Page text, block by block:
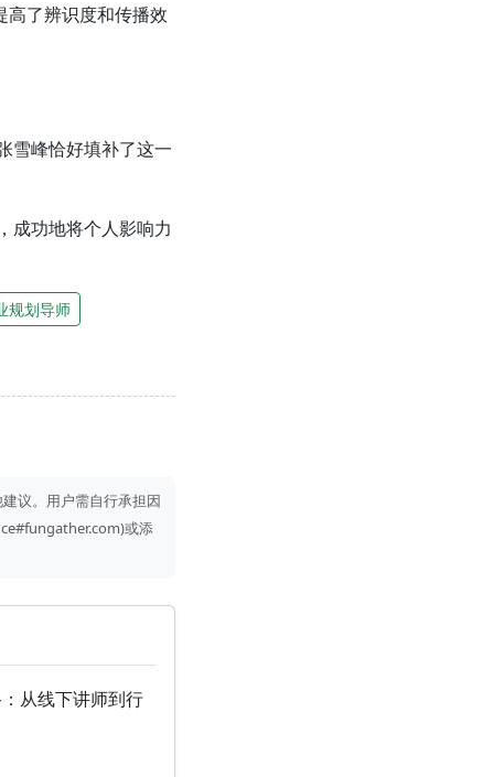
高了辨识度和传播效
雪峰恰好填补了这一
成功地将个人影响力
规划导师
议。用户需自行承担因
或添
从线下讲师到行